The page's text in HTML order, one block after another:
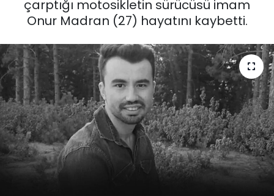
çarptığı motosikletin sürücüsü imam
Onur Madran (27) hayatını kaybetti.
EKONOMİ
English News
GÜNCEL
KÜLTÜR SANAT
MAGAZİN
POLİTİKA
Son Dakika Haberleri
Haber Arşivi